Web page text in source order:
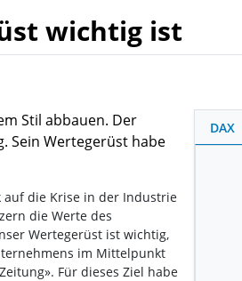
wichtig ist
Stil abbauen. Der
Sein Wertegerüst habe
auf die Krise in der Industrie
die Werte des
Wertegerüst ist wichtig,
im Mittelpunkt
Für dieses Ziel habe
DAX